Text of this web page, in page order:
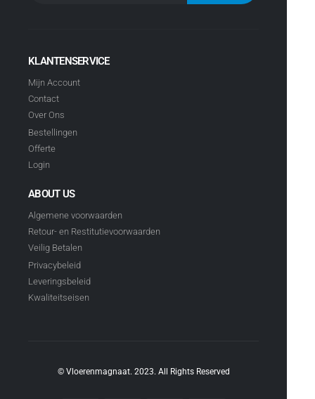
KLANTENSERVICE
Mijn Account
Contact
Over Ons
Bestellingen
Offerte
Login
ABOUT US
Algemene voorwaarden
Retour- en Restitutievoorwaarden
Veilig Betalen
Privacybeleid
Leveringsbeleid
Kwaliteitseisen
© Vloerenmagnaat. 2023. All Rights Reserved